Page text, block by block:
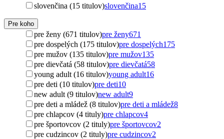
slovenčina (15 titulov)slovenčina15
Pre koho
pre ženy (671 titulov)pre ženy671
pre dospelých (175 titulov)pre dospelých175
pre mužov (135 titulov)pre mužov135
pre dievčatá (58 titulov)pre dievčatá58
young adult (16 titulov)young adult16
pre deti (10 titulov)pre deti10
new adult (9 titulov)new adult9
pre deti a mládež (8 titulov)pre deti a mládež8
pre chlapcov (4 tituly)pre chlapcov4
pre športovcov (2 tituly)pre športovcov2
pre cudzincov (2 tituly)pre cudzincov2